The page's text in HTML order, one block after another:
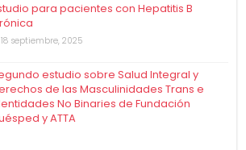
para pacientes con Hepatitis B
18 septiembre, 2025
estudio sobre Salud Integral y
de las Masculinidades Trans e
No Binaries de Fundación
y ATTA